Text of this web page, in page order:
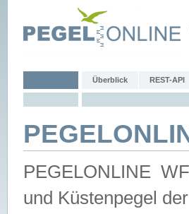
Überblick REST-API
PEGELONLINE
und Küstenpegel